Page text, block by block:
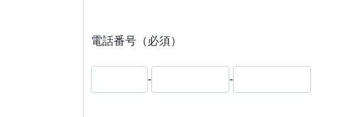
電話番号（必須）
- -